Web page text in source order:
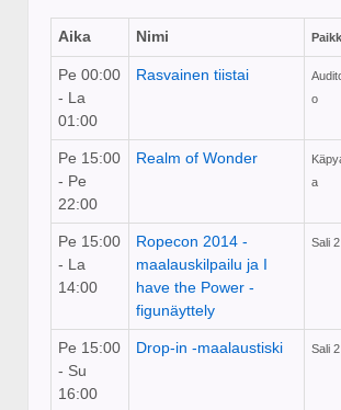
Aika Nimi
Pe 00:00
- La
01:00
Rasvainen tiistai
o
Pe 15:00
- Pe
22:00
Realm of Wonder
a
Pe 15:00
- La
14:00
Ropecon 2014 -
maalauskilpailu ja I
have the Power -
figunäyttely
Sali 2
Pe 15:00
- Su
16:00
Drop-in -maalaustiski Sali 2